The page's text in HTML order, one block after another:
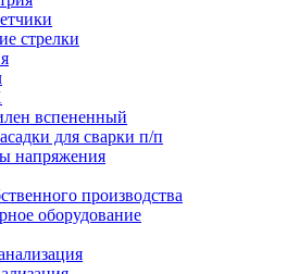
стрелки
вспененный
для сварки п/п
напряжения
производства
оборудование